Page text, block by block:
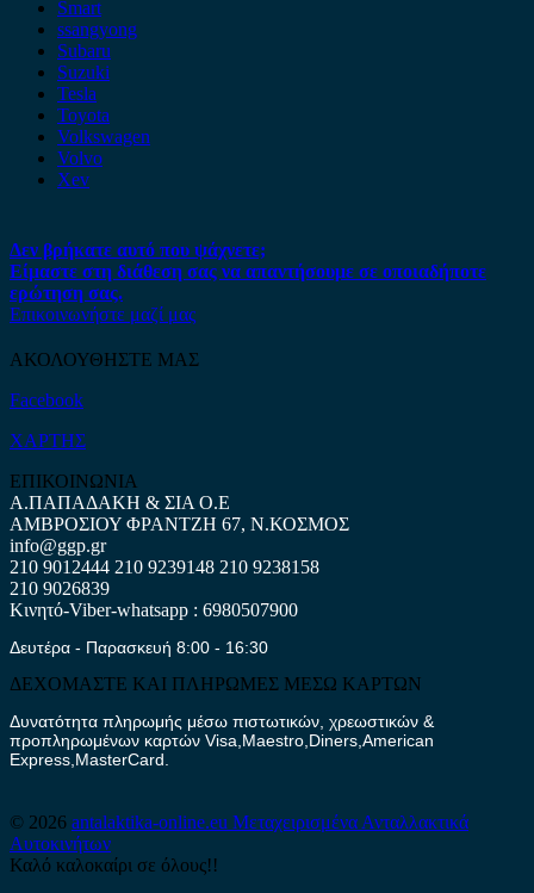
Smart
ssangyong
Subaru
Suzuki
Tesla
Toyota
Volkswagen
Volvo
Xev
Δεν βρήκατε αυτό που ψάχνετε;
Είμαστε στη διάθεση σας να απαντήσουμε σε οποιαδήποτε
ερώτηση σας.
Επικοινωνήστε μαζί μας
ΑΚΟΛΟΥΘΗΣΤΕ ΜΑΣ
Facebook
ΧΑΡΤΗΣ
ΕΠΙΚΟΙΝΩΝΙΑ
Α.ΠΑΠΑΔΑΚΗ & ΣΙΑ Ο.Ε
ΑΜΒΡΟΣΙΟΥ ΦΡΑΝΤΖΗ 67, Ν.ΚΟΣΜΟΣ
info@ggp.gr
210 9012444 210 9239148 210 9238158
210 9026839
Κινητό-Viber-whatsapp : 6980507900
Δευτέρα - Παρασκευή 8:00 - 16:30
ΔΕΧΟΜΑΣΤΕ ΚΑΙ ΠΛΗΡΩΜΕΣ ΜΕΣΩ ΚΑΡΤΩΝ
Δυνατότητα πληρωμής μέσω πιστωτικών, χρεωστικών &
προπληρωμένων καρτών Visa,Maestro,Diners,American
Express,MasterCard.
© 2026 antalaktika-online.eu Μεταχειρισμένα Ανταλλακτικά
Αυτοκινήτων
Καλό καλοκαίρι σε όλους!!